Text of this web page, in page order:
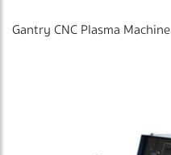
Gantry CNC Plasma Machine